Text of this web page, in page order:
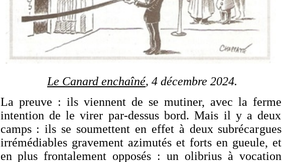
Le Canard enchaîné, 4 décembre 2024.
La preuve : ils viennent de se mutiner, avec la ferme
intention de le virer par-dessus bord. Mais il y a deux
camps : ils se soumettent en effet à deux subrécargues
irrémédiables gravement azimutés et forts en gueule, et
en plus frontalement opposés : un olibrius à vocation